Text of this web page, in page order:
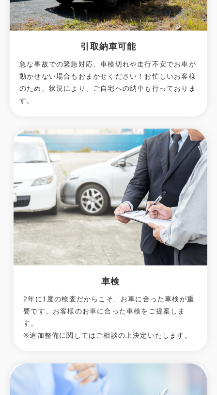
引取納車可能
急な事故での緊急対応、車検切れや走行不安でお車が
動かせない場合もおまかせください！お忙しいお客様
のため、状況により、ご自宅への納⾞も⾏っておりま
す。
車検
2年に1度の検査だからこそ、お車に合った車検が重
要です。お客様のお車に合った車検をご提案しま
す。
※追加整備に関してはご相談の上決定いたします。